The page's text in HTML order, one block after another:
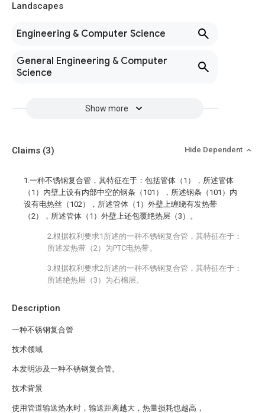
Landscapes
Engineering & Computer Science
General Engineering & Computer
Science
Show more
Description
一种不锈钢复合管
技术领域
本发明涉及一种不锈钢复合管。
技术背景
使用管道输送热水时，输送距离越大，热量损耗也越高，
Claims (3) Hide Dependent
1.一种不锈钢复合管，其特征在于：包括管体（1），所述管体
（1）内壁上设有内部中空的钢条（101），所述钢条（101）内
设有电热丝（102），所述管体（1）外壁上缠绕有发热带
（2），所述管体（1）外壁上还包覆绝热层（3）。
2.根据权利要求1所述的一种不锈钢复合管，其特征在于：
所述发热带（2）为PTC电热带。
3.根据权利要求2所述的一种不锈钢复合管，其特征在于：
所述绝热层（3）为石棉层。